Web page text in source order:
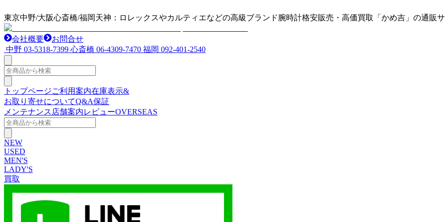
東京中野/大阪心斎橋/福岡天神：ロレックスやカルティエなどの高級ブランド腕時計格安販売・高価買取「かめ吉」の通販
会社概要
お問合せ
中野 03-5318-7399 心斎橋 06-4309-7470 福岡 092-401-2540
トップページご利用案内在庫表示&
お取り寄せについてQ&A保証
メンテナンス 店舗案内レビューOVERSEAS
NEW
USED
MEN'S
LADY'S
買取